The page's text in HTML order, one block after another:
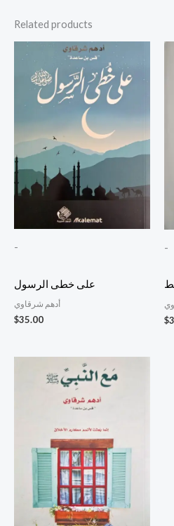
Related products
-
على خطى الرسول
أدهم شرقاوي
$35.00
-
$